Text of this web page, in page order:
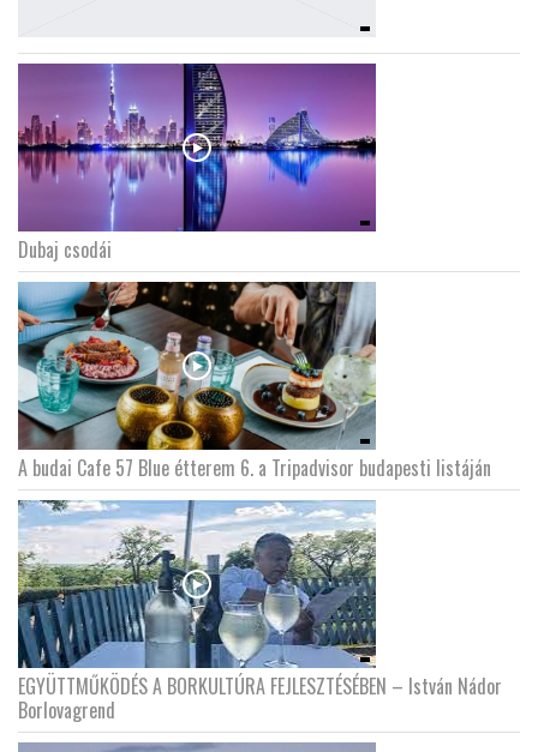
Dubaj csodái
A budai Cafe 57 Blue étterem 6. a Tripadvisor budapesti listáján
EGYÜTTMŰKÖDÉS A BORKULTÚRA FEJLESZTÉSÉBEN – István Nádor
Borlovagrend